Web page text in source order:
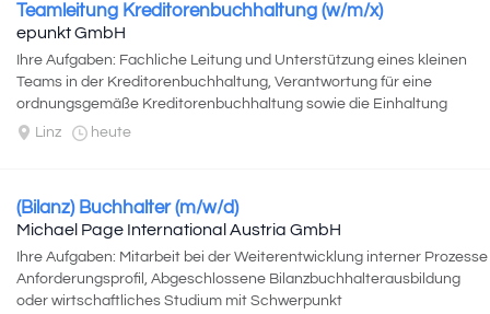
Teamleitung Kreditorenbuchhaltung (w/m/x)
epunkt GmbH
Ihre Aufgaben: Fachliche Leitung und Unterstützung eines kleinen
Teams in der Kreditorenbuchhaltung, Verantwortung für eine
ordnungsgemäße Kreditorenbuchhaltung sowie die Einhaltung
interner Richtlinien, Analyse...
Linz heute
(Bilanz) Buchhalter (m/w/d)
Michael Page International Austria GmbH
Ihre Aufgaben: Mitarbeit bei der Weiterentwicklung interner Prozesse
Anforderungsprofil, Abgeschlossene Bilanzbuchhalterausbildung
oder wirtschaftliches Studium mit Schwerpunkt